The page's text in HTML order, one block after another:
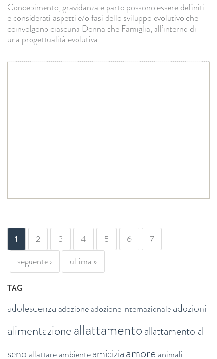
Concepimento, gravidanza e parto possono essere definiti
e considerati aspetti e/o fasi dello sviluppo evolutivo che
coinvolgono ciascuna Donna che Famiglia, all’interno di
una progettualità evolutiva. ...
PAGINE
1 2 3 4 5 6
7
seguente ›
ultima »
TAG
adolescenza adozioneadozione internazionaleadozioni
alimentazioneallattamentoallattamento al
seno allattareambienteamiciziaamore animali